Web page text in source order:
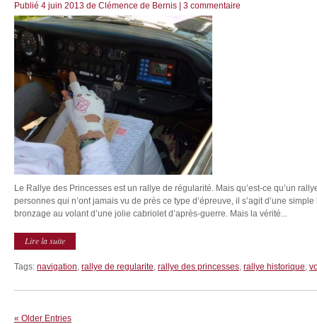
Publié 4 juin 2013 de Clémence de Bernis 3 commentaire
Le Rallye des Princesses est un rallye de régularité. Mais qu’est-ce qu’un
personnes qui n’ont jamais vu de près ce type d’épreuve, il s’agit d’une
bronzage au volant d’une jolie cabriolet d’après-guerre. Mais la vérité...
Lire la suite
Tags: navigation, rallye de regularite, rallye des princesses, rallye historique,
« Older Entries